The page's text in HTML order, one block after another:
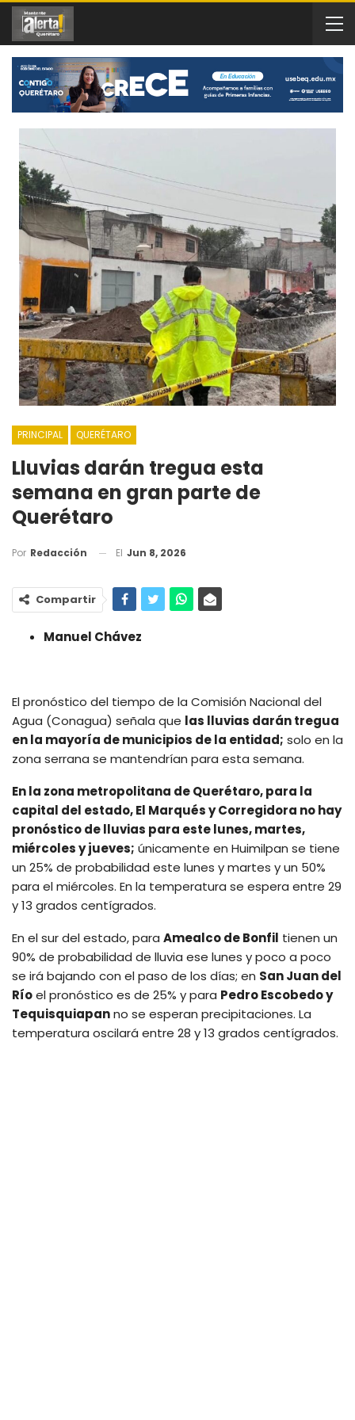
PRINCIPAL QUERÉTARO
Lluvias darán tregua esta
semana en gran parte de
Querétaro
Por Redacción El Jun 8, 2026
Compartir
Manuel Chávez
El pronóstico del tiempo de la Comisión Nacional del
Agua (Conagua) señala que las lluvias darán tregua
en la mayoría de municipios de la entidad; solo en la
zona serrana se mantendrían para esta semana.
En la zona metropolitana de Querétaro, para la
capital del estado, El Marqués y Corregidora no hay
pronóstico de lluvias para este lunes, martes,
miércoles y jueves; únicamente en Huimilpan se tiene
un 25% de probabilidad este lunes y martes y un 50%
para el miércoles. En la temperatura se espera entre 29
y 13 grados centígrados.
En el sur del estado, para Amealco de Bonfil tienen un
90% de probabilidad de lluvia ese lunes y poco a poco
se irá bajando con el paso de los días; en San Juan del
Ríoel pronóstico es de 25% y para Pedro Escobedo y
Tequisquiapanno se esperan precipitaciones. La
temperatura oscilará entre 28 y 13 grados centígrados.